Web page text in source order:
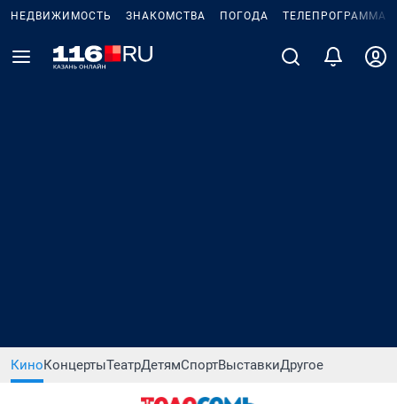
НЕДВИЖИМОСТЬ ЗНАКОМСТВА ПОГОДА ТЕЛЕПРОГРАММА
КиноКонцертыТеатрДетямСпортВыставкиДругое